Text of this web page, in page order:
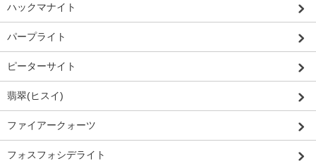
ハックマナイト
パープライト
ピーターサイト
翡翠(ヒスイ)
ファイアークォーツ
フォスフォシデライト